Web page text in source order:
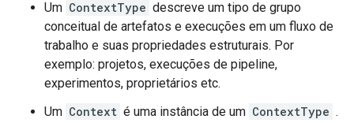
Um ContextType descreve um tipo de grupo
conceitual de artefatos e execuções em um fluxo de
trabalho e suas propriedades estruturais. Por
exemplo: projetos, execuções de pipeline,
experimentos, proprietários etc.
Um Context é uma instância de um ContextType .